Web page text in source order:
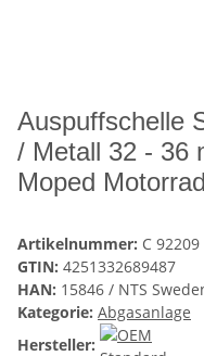
Auspuffschelle
/ Metall 32 - 36
Moped Motorrad
Artikelnummer: C 92209
GTIN: 4251332689487
HAN: 15846 / NTS
Kategorie: Abgasanlage
Hersteller: